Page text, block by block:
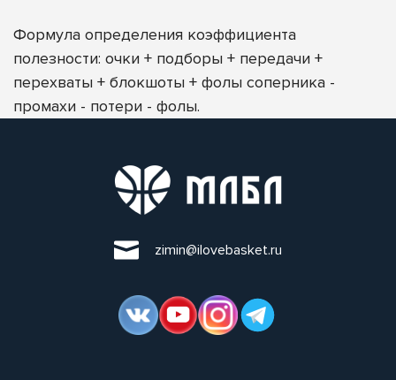
Формула определения коэффициента
полезности: очки + подборы + передачи +
перехваты + блокшоты + фолы соперника -
промахи - потери - фолы.
zimin@ilovebasket.ru